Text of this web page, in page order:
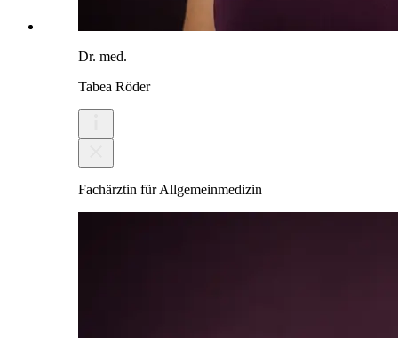
Dr. med.
Tabea Röder
Fachärztin für Allgemeinmedizin